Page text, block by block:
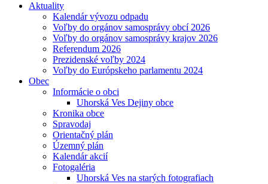
Aktuality
Kalendár vývozu odpadu
Voľby do orgánov samosprávy obcí 2026
Voľby do orgánov samosprávy krajov 2026
Referendum 2026
Prezidenské voľby 2024
Voľby do Európskeho parlamentu 2024
Obec
Informácie o obci
Uhorská Ves Dejiny obce
Kronika obce
Spravodaj
Orientačný plán
Územný plán
Kalendár akcií
Fotogaléria
Uhorská Ves na starých fotografiach